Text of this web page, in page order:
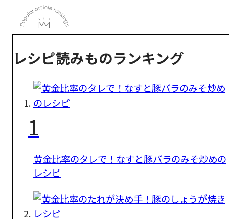
レシピ読みものランキング
1
黄金比率のタレで！なすと豚バラのみそ炒めの
レシピ